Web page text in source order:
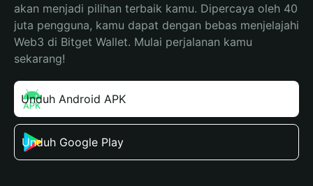
akan menjadi pilihan terbaik kamu. Dipercaya oleh 40
juta pengguna, kamu dapat dengan bebas menjelajahi
Web3 di Bitget Wallet. Mulai perjalanan kamu
sekarang!
Unduh Android APK
Unduh Google Play